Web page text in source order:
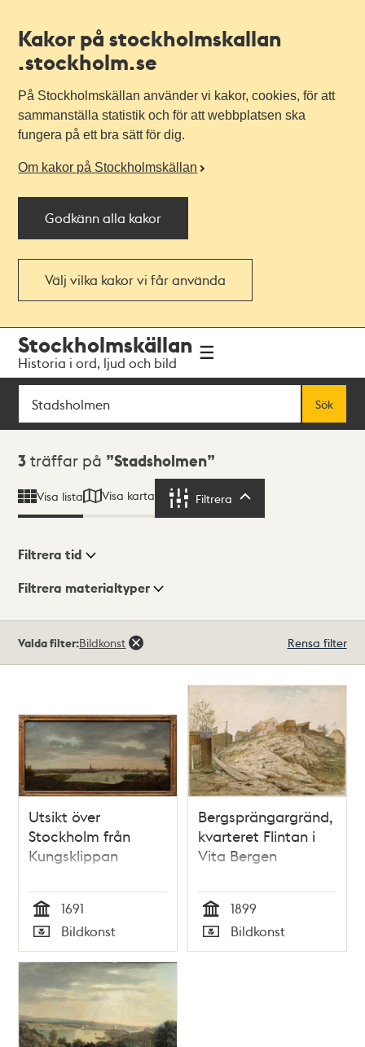
Kakor på stockholmskallan
.stockholm.se
På Stockholmskällan använder vi kakor, cookies, för att
sammanställa statistik och för att webbplatsen ska
fungera på ett bra sätt för dig.
Om kakor på Stockholmskällan
Godkänn alla kakor
Välj vilka kakor vi får använda
navigationen
huvudinnehållet
Stockholmskällan
Historia i ord, ljud och bild
Sök
Sök
Sökresultat
3 träffar på Stadsholmen
Visa lista Visa karta Filtrera
Visningsläge
Filtrera tid
Filtrera materialtyper
träffar
Valda filter:Bildkonst Rensa filter
Utsikt över
Stockholm från
Kungsklippan
Tid
1691
Typ
Bildkonst
Bergsprängargränd,
kvarteret Flintan i
Vita Bergen
Tid
1899
Typ
Bildkonst